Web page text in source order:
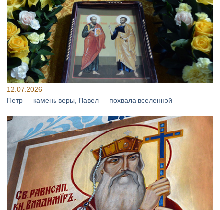
12.07.2026
Петр — камень веры, Павел — похвала вселенной